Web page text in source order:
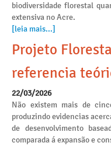
biodiversidade florestal
extensiva no Acre.
[leia mais...]
Projeto
referencia
22/03/2026
Não existem mais de
produzindo evidencias
de desenvolvimento
comparada á expansão e